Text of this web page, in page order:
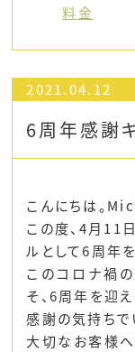
料金
2021.04.12
6周年感謝
こんにちは。
この度、4月11
ルとして6周年
このコロナ禍
そ、6周年を迎
感謝の気持ちで
大切なお客様